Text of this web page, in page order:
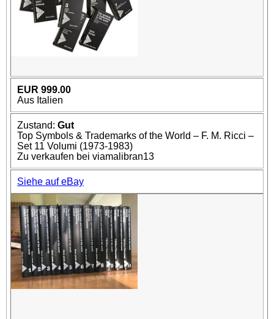
EUR 999.00
Aus Italien
Zustand: Gut
Top Symbols & Trademarks of the World – F. M. Ricci –
Set 11 Volumi (1973-1983)
Zu verkaufen bei viamalibran13
Siehe auf eBay